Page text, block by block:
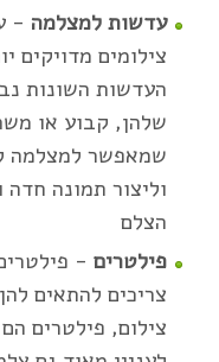
עדשות למצלמה -
צילומים מדויקים
העדשות השונות
שלהן, קבוע או
שמאפשר למצלמה
וליצור תמונה
הצלם
פילטרים -
צריכים להתאים
צילום, פילטרים